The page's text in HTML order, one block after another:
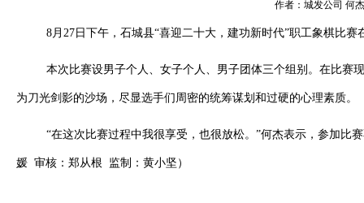
个人组第七名 -金
沙娱场城app
作者：城发公司 何
8月27 日下午，石城县“喜迎二十大 ，建功新时代”职工象棋比赛
本次比赛设男子个人 、女子个人 、 男子团体三个组别。在比赛
为刀光剑影的沙场，尽显选手们周密的统筹谋划和过硬的心理素质。
“在这次比赛过程中我很享受，也很放松。”何杰表示，参加比
媛 审核：郑从根 监制：黄小坚 ）